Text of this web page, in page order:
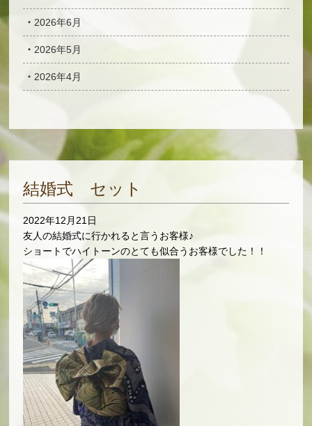
2026年6月
2026年5月
2026年4月
結婚式 セット
2022年12月21日
友人の結婚式に行かれると言うお客様♪
ショートでハイトーンのとても似合うお客様でした！！